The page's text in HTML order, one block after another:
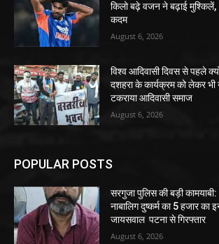
किलो बढ़े वजन ने बढ़ाई
कदम
August 6, 2026
विश्व आदिवासी दिवस से पहले
दशहरा के कार्यक्रम को लेकर
टकराया आदिवासी समाज
August 6, 2026
POPULAR POSTS
सरगुजा पुलिस की बड़ी
नाबालिग दुष्कर्म का 5 हजार का
जायसवाल पटना से गिरफ्तार
August 6, 2026